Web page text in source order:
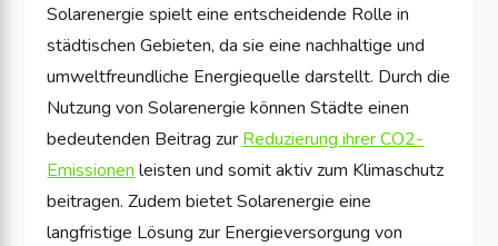
Solarenergie spielt eine entscheidende Rolle in
städtischen Gebieten, da sie eine nachhaltige und
umweltfreundliche Energiequelle darstellt. Durch die
Nutzung von Solarenergie können Städte einen
bedeutenden Beitrag zur Reduzierung ihrer CO2-
Emissionen leisten und somit aktiv zum Klimaschutz
beitragen. Zudem bietet Solarenergie eine
langfristige Lösung zur Energieversorgung von